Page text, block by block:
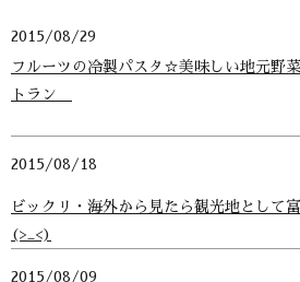
2015/08/29
フルーツの冷製パスタ☆美味しい地元野
トラン
2015/08/18
ビックリ・海外から見たら観光地として
(>_<)
2015/08/09